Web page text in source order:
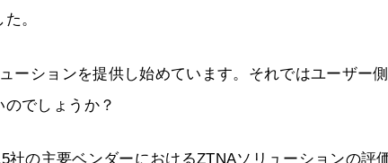
。
ーションを提供し始めています。それではユーザー
でしょうか？
の主要ベンダーにおけるZTNAソリューションの評